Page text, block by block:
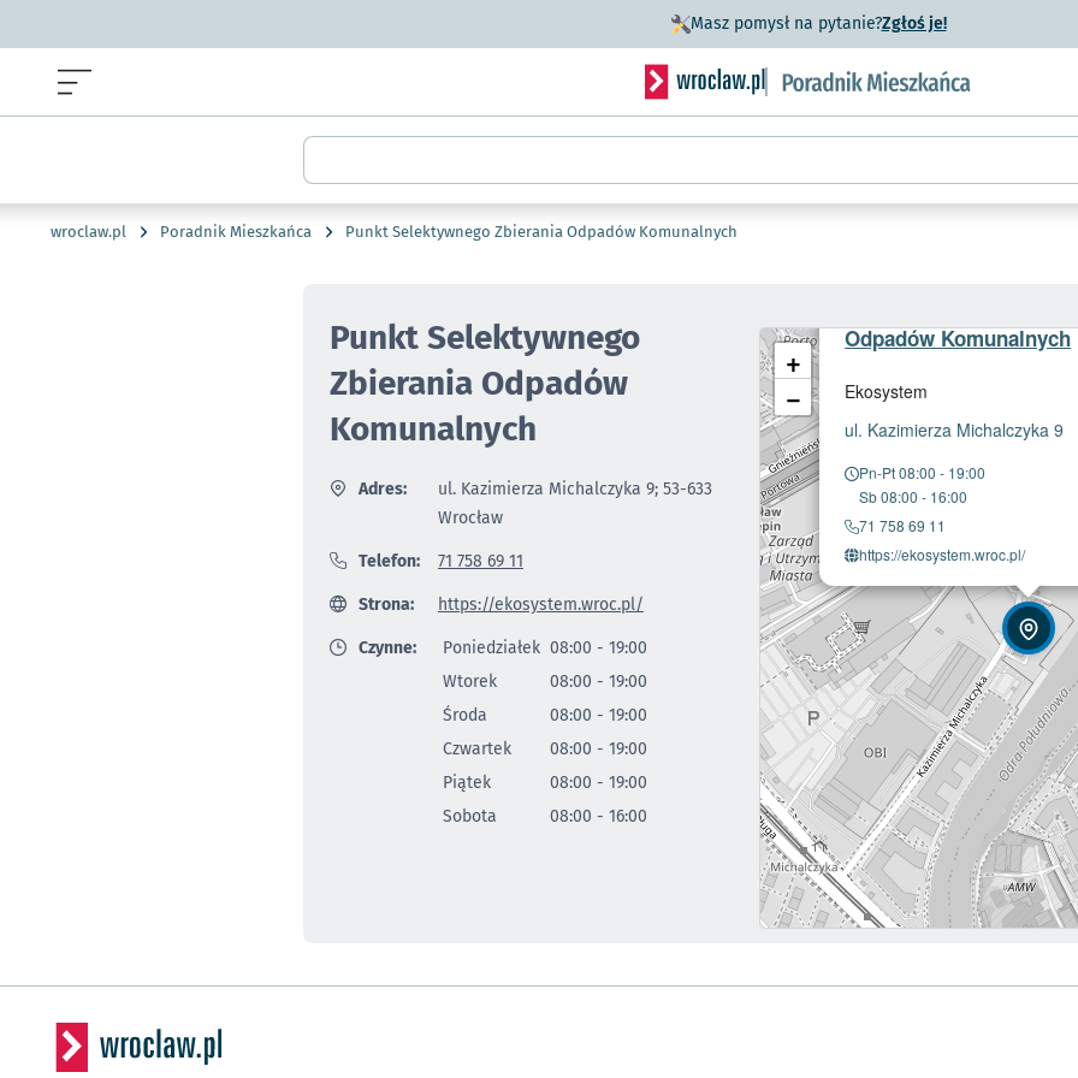
Masz pomysł na pytanie?Zgłoś je!- otworzy się w
Serwis informacyjny wroclaw.pl podserwis:
Wyszukiwarka
wroclaw.pl Poradnik Mieszkańca Punkt Selektywnego Zbierania Odpadów Komunalnych
Punkt Selektywnego
Zbierania Odpadów
Komunalnych
Adres:
ul. Kazimierza Michalczyka 9; 53-633
Wrocław
Telefon: 71 758 69 11
Strona: https://ekosystem.wroc.pl/
Czynne: Poniedziałek 08:00 - 19:00
Wtorek
08:00 - 19:00
Środa
08:00 - 19:00
Czwartek
08:00 - 19:00
Piątek
08:00 - 19:00
Sobota
08:00 - 16:00
Odpadów Komunalnych
Ekosystem
ul. Kazimierza Michalczyka 9
Pn-Pt 08:00 - 19:00
Sb 08:00 - 16:00
71 758 69 11
https://ekosystem.wroc.pl/-
+
−